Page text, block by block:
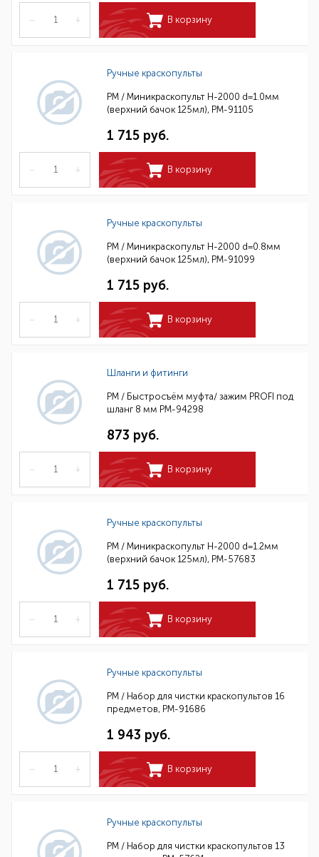
– + В корзину
Ручные краскопульты
РМ / Миникраскопульт H-2000 d=1.0мм
(верхний бачок 125мл), РМ-91105
1 715 руб.
– + В корзину
Ручные краскопульты
РМ / Миникраскопульт H-2000 d=0.8мм
(верхний бачок 125мл), РМ-91099
1 715 руб.
– + В корзину
Шланги и фитинги
РМ / Быстросъём муфта/ зажим PROFI под
шланг 8 мм РМ-94298
873 руб.
– + В корзину
Ручные краскопульты
РМ / Миникраскопульт H-2000 d=1.2мм
(верхний бачок 125мл), РМ-57683
1 715 руб.
– + В корзину
Ручные краскопульты
РМ / Набор для чистки краскопультов 16
предметов, РМ-91686
1 943 руб.
– + В корзину
Ручные краскопульты
РМ / Набор для чистки краскопультов 13